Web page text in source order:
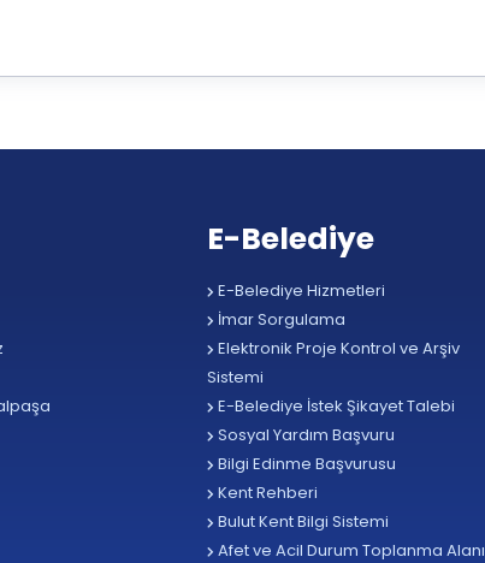
E-Belediye
E-Belediye Hizmetleri
İmar Sorgulama
Elektronik Proje Kontrol ve Arşiv
Sistemi
E-Belediye İstek Şikayet Talebi
Sosyal Yardım Başvuru
Bilgi Edinme Başvurusu
Kent Rehberi
Bulut Kent Bilgi Sistemi
Afet ve Acil Durum Toplanma Alanı